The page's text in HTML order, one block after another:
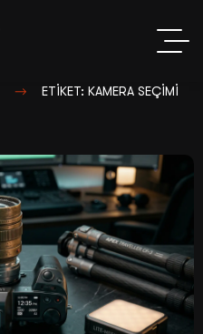
ETIKET: KAMERA SEÇIMI